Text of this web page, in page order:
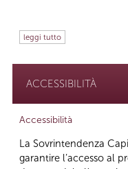
leggi tutto
ACCESSIBILITÀ
Accessibilità
La Sovrintendenza
garantire l’accesso al